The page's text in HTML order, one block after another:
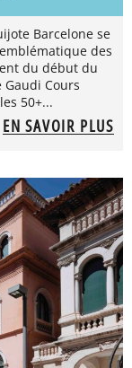
Barcelone se
des
du début du
Gaudi Cours
50+...
EN SAVOIR PLUS